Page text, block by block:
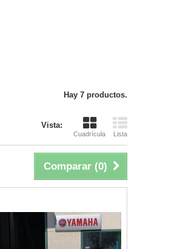
Hay 7 productos.
Vista:
Cuadrícula Lista
Comparar (0)